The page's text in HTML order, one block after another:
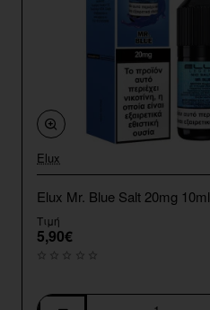
Elux
Elux Mr. Blue Salt 20mg 10ml
Τιμή
5,90€